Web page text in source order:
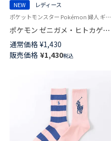
NEW
レディース
ポケットモンスター Pokémon 婦人 ギフト プレゼント 無料ラッピング
ポケモン ゼニガメ・ヒトカゲ・
フシギダネ プリント クルー丈
カジュアル ソックス レディー
ス 03307022
通常価格 ¥1,430
販売価格 ¥1,430税込